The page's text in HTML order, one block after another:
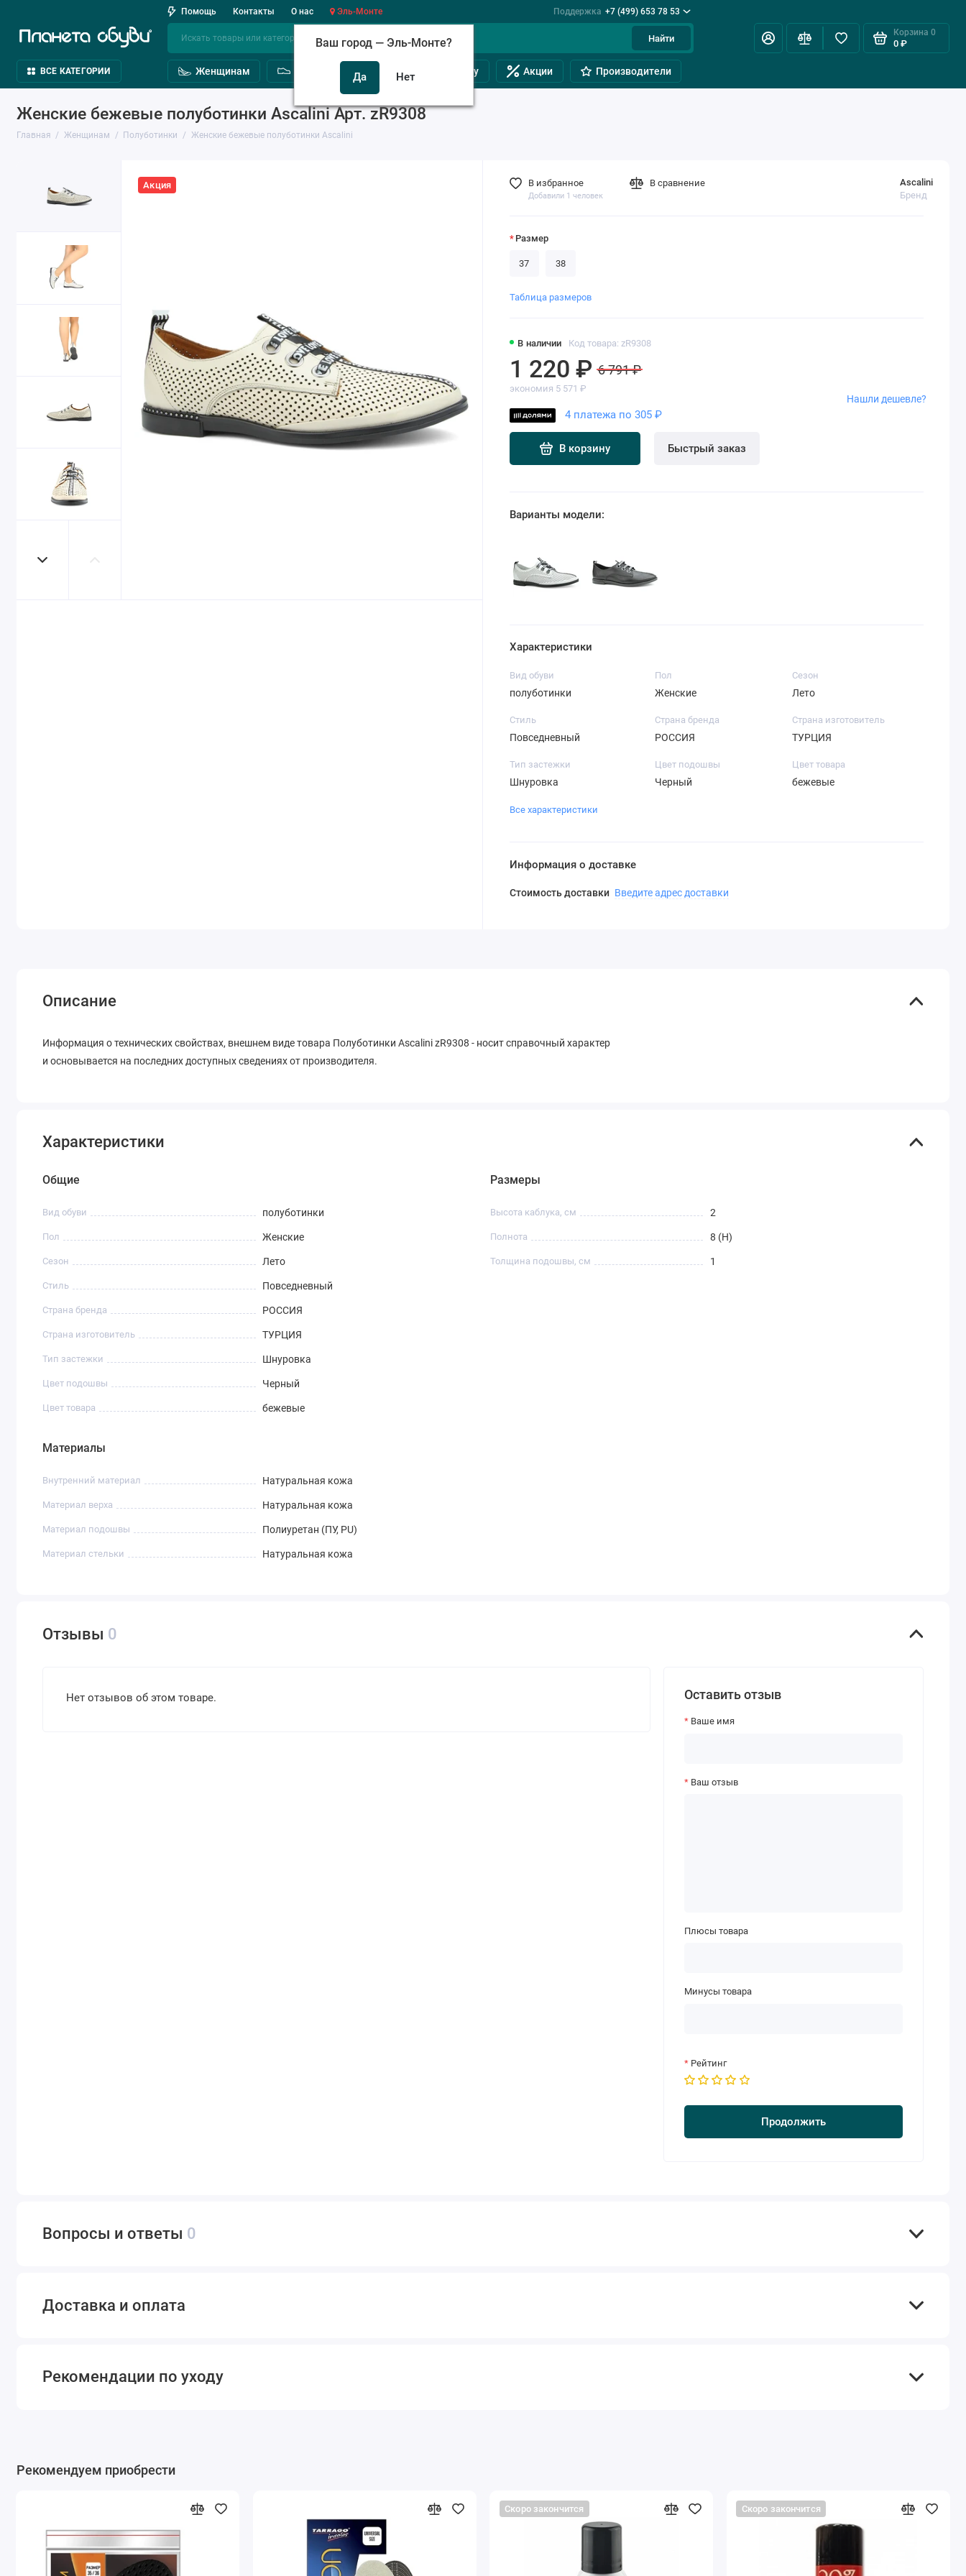
Помощь Контакты О нас Эль-Монте
Ваш город — Эль-Монте?
Поддержка +7 (499) 653 78 53
Найти
Корзина 0
0 ₽
ВСЕ КАТЕГОРИИ Женщинам Обувь на полную ногу Акции Производители
Женские бежевые полуботинки Ascalini Арт. zR9308
Главная Женщинам Полуботинки Женские бежевые полуботинки Ascalini
Акция
В наличии Код товара: zR9308
Ascalini
Бренд
1 220 ₽ 6 791 ₽
экономия 5 571 ₽
4 платежа по 305 ₽
В корзину Быстрый заказ
Нашли дешевле?
В избранное
Добавили 1 человек
В сравнение
Размер
37 38
Таблица размеров
Варианты модели:
Характеристики
Вид обуви
полуботинки
Пол
Женские
Сезон
Лето
Стиль
Повседневный
Страна бренда
РОССИЯ
Страна изготовитель
ТУРЦИЯ
Тип застежки
Шнуровка
Цвет подошвы
Черный
Цвет товара
бежевые
Все характеристики
Информация о доставке
Стоимость доставки Введите адрес доставки
Описание
Информация о технических свойствах, внешнем виде товара Полуботинки Ascalini zR9308 - носит справочный характер
и основывается на последних доступных сведениях от производителя.
Характеристики
Общие
Вид обуви полуботинки
Пол Женские
Сезон Лето
Стиль Повседневный
Страна бренда РОССИЯ
Страна изготовитель ТУРЦИЯ
Тип застежки Шнуровка
Цвет подошвы Черный
Цвет товара бежевые
Размеры
Высота каблука, см 2
Полнота 8 (H)
Толщина подошвы, см 1
Материалы
Внутренний материал Натуральная кожа
Материал верха Натуральная кожа
Материал подошвы Полиуретан (ПУ, PU)
Материал стельки Натуральная кожа
Отзывы 0
Нет отзывов об этом товаре. Оставить отзыв
Ваше имя
Ваш отзыв
Плюсы товара
Минусы товара
Рейтинг
Продолжить
Вопросы и ответы 0
Доставка и оплата
Рекомендации по уходу
Рекомендуем приобрести
Скоро закончится Скоро закончится